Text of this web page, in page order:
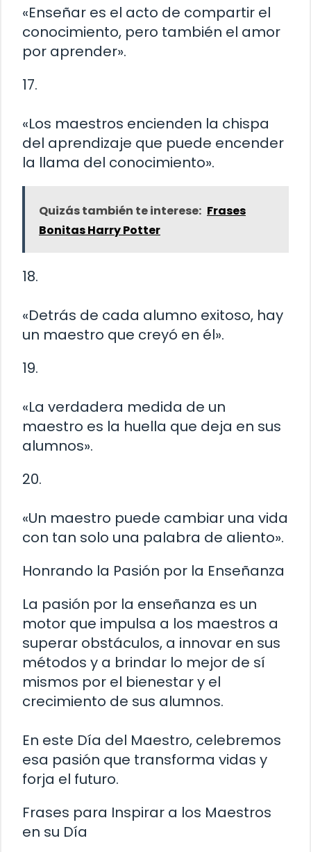
«Enseñar es el acto de compartir el
conocimiento, pero también el amor
por aprender».
17.
«Los maestros encienden la chispa
del aprendizaje que puede encender
la llama del conocimiento».
Quizás también te interese: Frases
Bonitas Harry Potter
18.
«Detrás de cada alumno exitoso, hay
un maestro que creyó en él».
19.
«La verdadera medida de un
maestro es la huella que deja en sus
alumnos».
20.
«Un maestro puede cambiar una vida
con tan solo una palabra de aliento».
Honrando la Pasión por la Enseñanza
La pasión por la enseñanza es un
motor que impulsa a los maestros a
superar obstáculos, a innovar en sus
métodos y a brindar lo mejor de sí
mismos por el bienestar y el
crecimiento de sus alumnos.
En este Día del Maestro, celebremos
esa pasión que transforma vidas y
forja el futuro.
Frases para Inspirar a los Maestros
en su Día